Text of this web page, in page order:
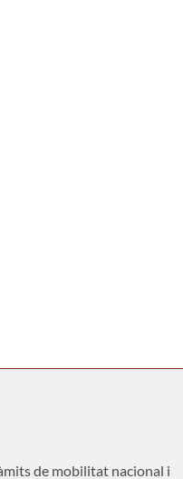
de mobilitat nacional i